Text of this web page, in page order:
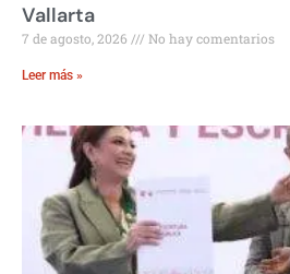
Vallarta
7 de agosto, 2026 No hay comentarios
Leer más »